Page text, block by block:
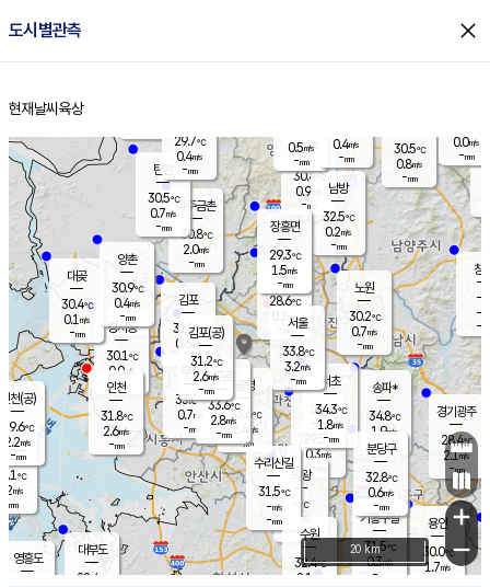
도시별관측 close
홈
현재날씨 육상
의도
℃
m/s
mm
영흥도
양주
30.4℃
0.9
-mm
과천
29.5℃
0.3m/s
- mm
용인
30.0℃
1.7m/s
경기광주
28.4℃
2.1m/s
-mm
대부도
28.4
경서동
30.1℃
0.0m/s
-mm
파주금촌
30.8℃
2.0m/s
-mm
30.5℃
0.8m/s
-mm
대곶
30.4℃
0.1 m/s
-mm
창
-
-m/
-
탄현
30.5℃
0.7m/s
-mm
0.0m/s
-mm
의왕
- ℃
m/s
mm
김포
31.2℃
0.6 m/s
mm
광명
33.6 ℃
2.4 m/s
-mm
부천
33.0℃
0.7m/s
-mm
양촌
30.9℃
0.4m/s
-mm
구로
33.6℃
2.8m/s
-mm
은평
28.6℃
0.2 m/s
- mm
노원
30.2℃
0.7m/s
-mm
송파*
34.8℃
1.9m/s
-mm
서초
34.3℃
1.8m/s
-mm
남방
32.5℃
0.2m/s
-mm
기흥구갈
31.5℃
0.3m/s
-
수리산길
31.5℃
-m/s
-mm
분당구
32.8℃
0.6m/s
-mm
장흥면
29.3℃
1.5m/s
-mm
0.5m/s
-mm
인천(공)
29.6℃
2.2m/s
-mm
김포(공)
31.2℃
2.6m/s
-mm
수원
32.4℃
2.1 m/s
인천
31.8℃
2.6m/s
-mm
서울
33.8℃
3.2m/s
-mm
29.7℃
0.4m/s
-mm
0.4m/s
-mm
+
−
20 km